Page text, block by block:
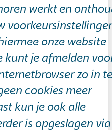
werkt en
onze website
kunt je afmelden
zo in te
cookies meer
kun je ook alle
is opgeslagen